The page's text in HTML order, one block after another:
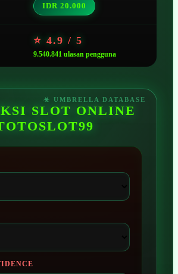
IDR 20.000
⭐ 4.9 / 5
9.540.841 ulasan pengguna
SLOT ONLINE